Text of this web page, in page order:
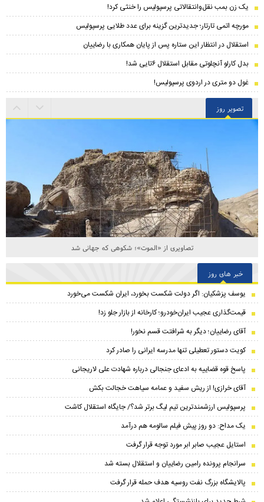
یک زن بمب نقل‌وانتقالاتی پرسپولیس را خنثی کرد!
مورچه اتمی تارتار؛ جدیدترین گزینه برای عدد طلایی پرسپولیس
استقلال در انتظار این ستاره پس از پایان همکاری با رضاییان
بدل کارلو آنچلوتی مقابل استقلال ۶تایی شد!
غول دو متری در اردوی پرسپولیس!
تصویر روز
تصاویری از «الموت»؛ شکوهی که جهانی شد
خبر های روز
یوسف پزشکیان: اگر دولت شکست بخورد، ایران شکست می‌خورد
قیمت‌گذاری عجیب ایران‌خودرو؛ کارخانه از بازار جلو زد!
آقای رضاییان؛ دیگر به شرافتت قسم نخور!
کویت دستور تعطیلی تنها مدرسه ایرانی را صادر کرد
پاسخ قوه قضاییه به ادعای جنجالی درباره شهادت علی لاریجانی
آقای خرازی! از ریش سفید و عمامه سیاهت خجالت بکش
پرسپولیس ارزشمندترین تیم لیگ برتر شد؟/ جایگاه استقلال کاشت
یک مداح: دو روز پیش فیلم سالومه هم درآمد
استایل عجیب صابر ابر مورد توجه قرار گرفت
سرانجام پرونده رامین رضاییان و استقلال بسته شد
پالایشگاه بزرگ نفت روسیه هدف حمله قرار گرفت